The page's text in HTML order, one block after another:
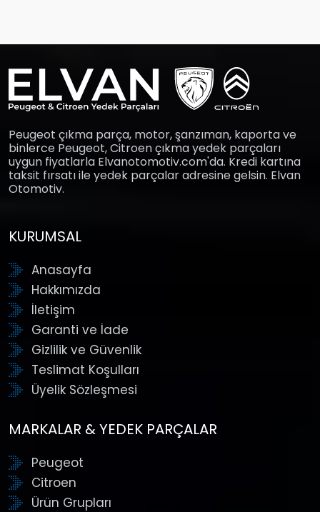
Peugeot çıkma parça, motor, şanzıman, kaporta ve
binlerce Peugeot, Citroen çıkma yedek parçaları
uygun fiyatlarla Elvanotomotiv.com'da. Kredi kartına
taksit fırsatı ile yedek parçalar adresine gelsin. Elvan
Otomotiv.
KURUMSAL
Anasayfa
Hakkımızda
İletişim
Garanti ve İade
Gizlilik ve Güvenlik
Teslimat Koşulları
Üyelik Sözleşmesi
MARKALAR & YEDEK PARÇALAR
Peugeot
Citroen
Ürün Grupları